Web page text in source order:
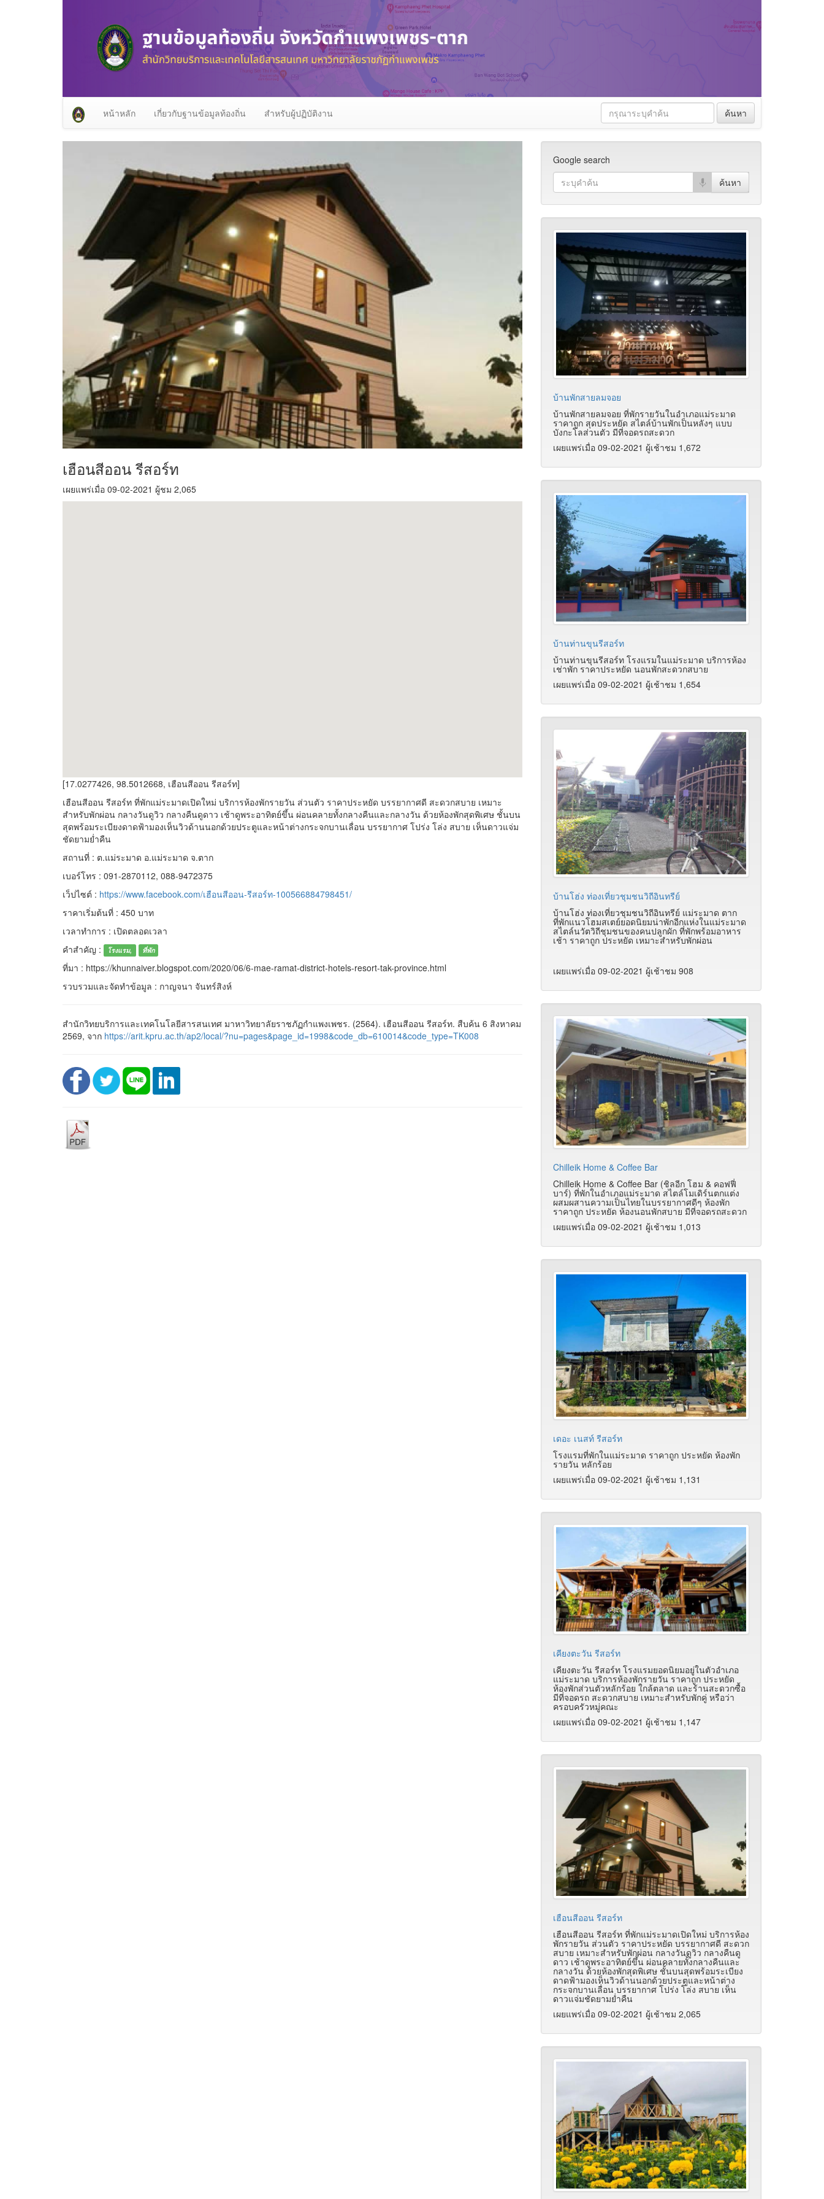
หน้าหลัก เกี่ยวกับฐานข้อมูลท้องถิ่น สำหรับผู้ปฏิบัติงาน ค้นหา
เฮือนสีออน รีสอร์ท
เผยแพร่เมื่อ 09-02-2021 ผู้ชม 2,065
[17.0277426, 98.5012668, เฮือนสีออน รีสอร์ท]
เฮือนสีออน รีสอร์ท ที่พักแม่ระมาดเปิดใหม่ บริการห้องพักรายวัน ส่วนตัว ราคาประหยัด บรรยากาศดี สะดวกสบาย เหมาะ
สำหรับพักผ่อน กลางวันดูวิว กลางคืนดูดาว เช้าดูพระอาทิตย์ขึ้น ผ่อนคลายทั้งกลางคืนและกลางวัน ด้วยห้องพักสุดพิเศษ ชั้นบน
สุดพร้อมระเบียงดาดฟ้ามองเห็นวิวด้านนอกด้วยประตูและหน้าต่างกระจกบานเลื่อน บรรยากาศ โปร่ง โล่ง สบาย เห็นดาวแจ่ม
ชัดยามย่ำคืน
สถานที่ : ต.แม่ระมาด อ.แม่ระมาด จ.ตาก
เบอร์โทร : 091-2870112, 088-9472375
เว็ปไซต์ : https://www.facebook.com/เฮือนสีออน-รีสอร์ท-100566884798451/
ราคาเริ่มต้นที่ : 450 บาท
เวลาทำการ : เปิดตลอดเวลา
คำสำคัญ :
โรงแรม, ที่พัก
ที่มา : https://khunnaiver.blogspot.com/2020/06/6-mae-ramat-district-hotels-resort-tak-province.html
รวบรวมและจัดทำข้อมูล : กาญจนา จันทร์สิงห์
สำนักวิทยบริการและเทคโนโลยีสารสนเทศ มาหาวิทยาลัยราชภัฏกำแพงเพชร. (2564). เฮือนสีออน รีสอร์ท. สืบค้น 6 สิงหาคม
2569, จาก https://arit.kpru.ac.th/ap2/local/?nu=pages&page_id=1998&code_db=610014&code_type=TK008
Google search
บ้านพักสายลมจอย
บ้านพักสายลมจอย ที่พักรายวันในอำเภอแม่ระมาด
ราคาถูก สุดประหยัด สไตล์บ้านพักเป็นหลังๆ แบบ
บังกะโลส่วนตัว มีที่จอดรถสะดวก
เผยแพร่เมื่อ 09-02-2021 ผู้เช้าชม 1,672
บ้านท่านขุนรีสอร์ท
บ้านท่านขุนรีสอร์ท โรงแรมในแม่ระมาด บริการห้อง
เช่าพัก ราคาประหยัด นอนพักสะดวกสบาย
เผยแพร่เมื่อ 09-02-2021 ผู้เช้าชม 1,654
บ้านโฮ่ง ท่องเที่ยวชุมชนวิถีอินทรีย์
บ้านโฮ่ง ท่องเที่ยวชุมชนวิถีอินทรีย์ แม่ระมาด ตาก
ที่พักแนวโฮมสเตย์ยอดนิยมน่าพักอีกแห่งในแม่ระมาด
สไตล์นวัตวิถีชุมชนของคนปลูกผัก ที่พักพร้อมอาหาร
เช้า ราคาถูก ประหยัด เหมาะสำหรับพักผ่อน
เผยแพร่เมื่อ 09-02-2021 ผู้เช้าชม 908
Chilleik Home & Coffee Bar
Chilleik Home & Coffee Bar (ชิลอีก โฮม & คอฟฟี่
บาร์) ที่พักในอำเภอแม่ระมาด สไตล์โมเดิร์นตกแต่ง
ผสมผสานความเป็นไทยในบรรยากาศดีๆ ห้องพัก
ราคาถูก ประหยัด ห้องนอนพักสบาย มีที่จอดรถสะดวก
เผยแพร่เมื่อ 09-02-2021 ผู้เช้าชม 1,013
เดอะ เนสท์ รีสอร์ท
โรงแรมที่พักในแม่ระมาด ราคาถูก ประหยัด ห้องพัก
รายวัน หลักร้อย
เผยแพร่เมื่อ 09-02-2021 ผู้เช้าชม 1,131
เคียงตะวัน รีสอร์ท
เคียงตะวัน รีสอร์ท โรงแรมยอดนิยมอยู่ในตัวอำเภอ
แม่ระมาด บริการห้องพักรายวัน ราคาถูก ประหยัด
ห้องพักส่วนตัวหลักร้อย ใกล้ตลาด และร้านสะดวกซื้อ
มีที่จอดรถ สะดวกสบาย เหมาะสำหรับพักคู่ หรือว่า
ครอบครัวหมู่คณะ
เผยแพร่เมื่อ 09-02-2021 ผู้เช้าชม 1,147
เฮือนสีออน รีสอร์ท
เฮือนสีออน รีสอร์ท ที่พักแม่ระมาดเปิดใหม่ บริการห้อง
พักรายวัน ส่วนตัว ราคาประหยัด บรรยากาศดี สะดวก
สบาย เหมาะสำหรับพักผ่อน กลางวันดูวิว กลางคืนดู
ดาว เช้าดูพระอาทิตย์ขึ้น ผ่อนคลายทั้งกลางคืนและ
กลางวัน ด้วยห้องพักสุดพิเศษ ชั้นบนสุดพร้อมระเบียง
ดาดฟ้ามองเห็นวิวด้านนอกด้วยประตูและหน้าต่าง
กระจกบานเลื่อน บรรยากาศ โปร่ง โล่ง สบาย เห็น
ดาวแจ่มชัดยามย่ำคืน
เผยแพร่เมื่อ 09-02-2021 ผู้เช้าชม 2,065